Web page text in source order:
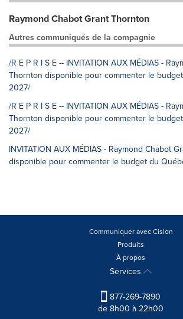
Raymond Chabot Grant Thornton
Autres communiqués de la compagnie
/R E P R I S E -- INVITATION AUX MÉDIAS -
Thornton disponible pour commenter le
2027/
/R E P R I S E -- INVITATION AUX MÉDIAS -
Thornton disponible pour commenter le
2027/
INVITATION AUX MÉDIAS - Raymond Chabot
disponible pour commenter le budget du
Communiquer avec Cision
Produits
À propos
Services
877-269-7890
de 8h00 à 22h00